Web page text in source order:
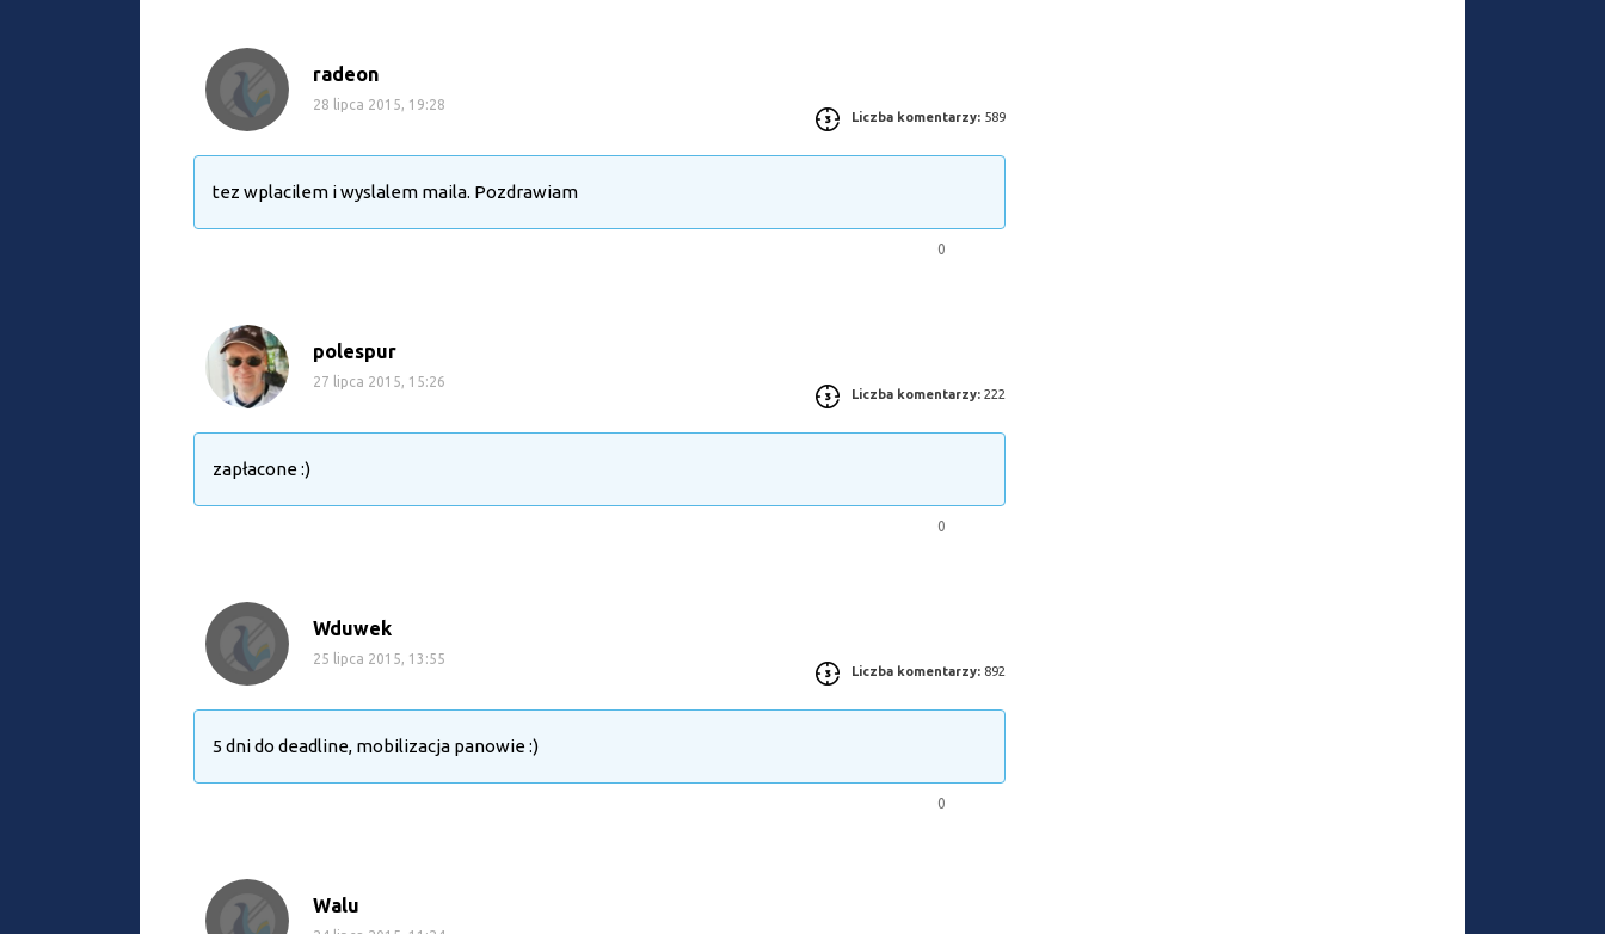
radeon
28 lipca 2015, 19:28
Liczba komentarzy: 589
tez wplacilem i wyslalem maila. Pozdrawiam
0
polespur
27 lipca 2015, 15:26
Liczba komentarzy: 222
zapłacone :)
0
Wduwek
25 lipca 2015, 13:55
Liczba komentarzy: 892
5 dni do deadline, mobilizacja panowie :)
0
Walu